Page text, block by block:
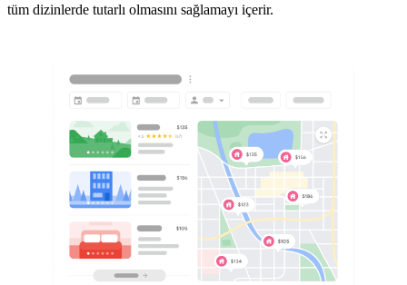
tüm dizinlerde tutarlı olmasını sağlamayı içerir.